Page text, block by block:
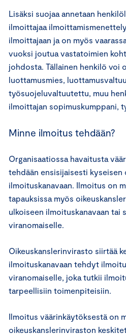
Lisäksi suojaa annetaan
ilmoittajaa
ilmoittajaan ja on myös
vuoksi joutua vastatoimien
johdosta. Tällainen henkilö voi
luottamusmies,
työsuojeluvaltuutettu, muu
ilmoittajan sopimuskumppani,
Minne ilmoitus tehdään?
Organisaatiossa havaitusta
tehdään ensisijaisesti kyseisen
ilmoituskanavaan. Ilmoitus on
tapauksissa myös
ulkoiseen ilmoituskanavaan tai
viranomaiselle.
Oikeuskanslerinvirasto siirtää
ilmoituskanavaan tehdyt
viranomaiselle, joka tutkii
tarpeellisiin toimenpiteisiin.
Ilmoitus väärinkäytöksestä on
oikeuskanslerinviraston